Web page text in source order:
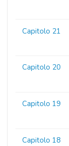
Capitolo 21
Capitolo 20
Capitolo 19
Capitolo 18